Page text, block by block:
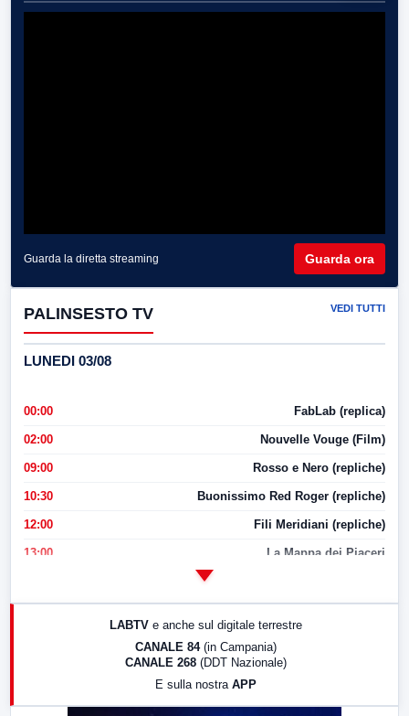
Guarda la diretta streaming Guarda ora
PALINSESTO TV VEDI TUTTI
LUNEDI 03/08
00:00 FabLab (replica)
02:00 Nouvelle Vouge (Film)
09:00 Rosso e Nero (repliche)
10:30 Buonissimo Red Roger (repliche)
12:00 Fili Meridiani (repliche)
13:00 La Mappa dei Piaceri
17:00 LabNews (replica)
LABTV e anche sul digitale terrestre
CANALE 84 (in Campania)
CANALE 268 (DDT Nazionale)
E sulla nostra APP